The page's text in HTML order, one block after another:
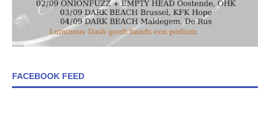
FACEBOOK FEED